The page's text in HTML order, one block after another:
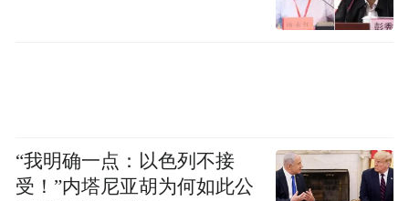
“我明确一点：以色列不接
受！”内塔尼亚胡为何如此公